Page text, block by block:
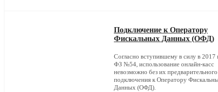
Подключение к Оператору
Фискальных Данных (ОФД)
Согласно вступившему в силу в 2017
ФЗ №54, использование онлайн-касс
невозможно без их предварительного
подключения к Оператору
Данных (ОФД).